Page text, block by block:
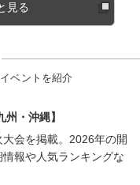
見る
ベントを紹介
・沖縄】
会を掲載。2026年の開
報や人気ランキングな